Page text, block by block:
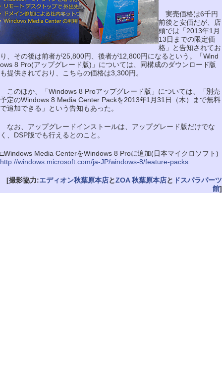
実売価格は6千円
前後と安価だが、店
頭では「2013年1月
13日までの限定価
格」と告知されてお
り、その後は前者が25,800円、後者が12,800円になるという。「Wind
ows 8 Pro(アップグレード版)」については、同構成のダウンロード版
も提供されており、こちらの価格は3,300円。
このほか、「Windows 8 Proアップグレード版」については、「別売
予定のWindows 8 Media Center Packを2013年1月31日（木）まで無料
で追加できる」という告知もあった。
なお、アップグレードインストールは、アップグレード版だけでな
く、DSP版でも行えるとのこと。
□Windows Media CenterをWindows 8 Proに追加(日本マイクロソフト)
http://windows.microsoft.com/ja-JP/windows-8/feature-packs
[撮影協力:エディオン秋葉原本店とZOA 秋葉原本店と ドスパラパーツ
館]